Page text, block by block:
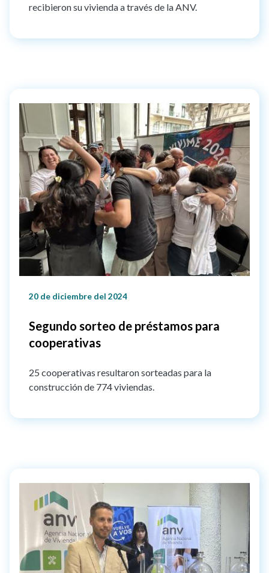
recibieron su vivienda a través de la ANV.
20 de diciembre del 2024
Segundo sorteo de préstamos para
cooperativas
25 cooperativas resultaron sorteadas para la
construcción de 774 viviendas.